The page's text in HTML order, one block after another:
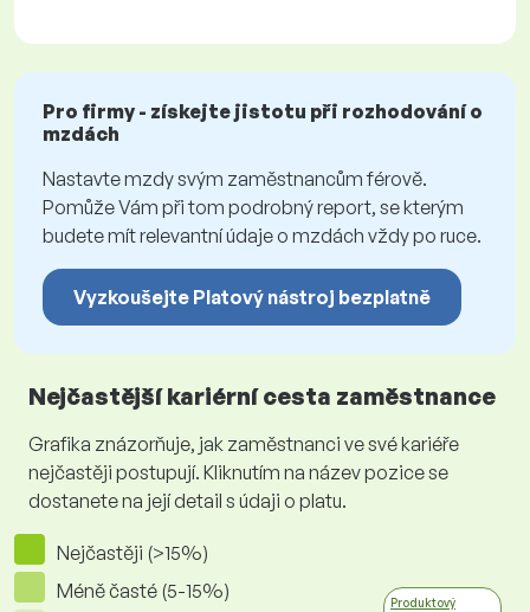
Pro firmy - získejte jistotu při rozhodování o
mzdách
Nastavte mzdy svým zaměstnancům férově.
Pomůže Vám při tom podrobný report, se kterým
budete mít relevantní údaje o mzdách vždy po ruce.
Vyzkoušejte Platový nástroj bezplatně
Nejčastější kariérní cesta zaměstnance
Grafika znázorňuje, jak zaměstnanci ve své kariéře
nejčastěji postupují. Kliknutím na název pozice se
dostanete na její detail s údaji o platu.
Nejčastěji (>15%)
Méně časté (5-15%)
Produktový